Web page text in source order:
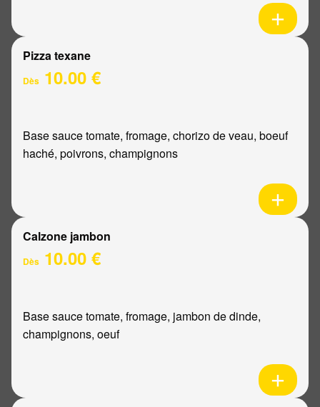
Pizza texane
Dès 10.00 €
Base sauce tomate, fromage, chorizo de veau, boeuf
haché, poivrons, champignons
Calzone jambon
Dès 10.00 €
Base sauce tomate, fromage, jambon de dinde,
champignons, oeuf